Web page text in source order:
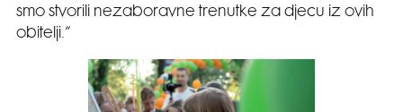
smo stvorili nezaboravne trenutke za djecu iz ovih
obitelji.“